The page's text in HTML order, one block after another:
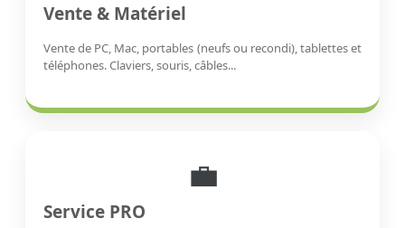
Vente & Matériel
Vente de PC, Mac, portables (neufs ou recondi), tablettes et
téléphones. Claviers, souris, câbles...
💼
Service PRO